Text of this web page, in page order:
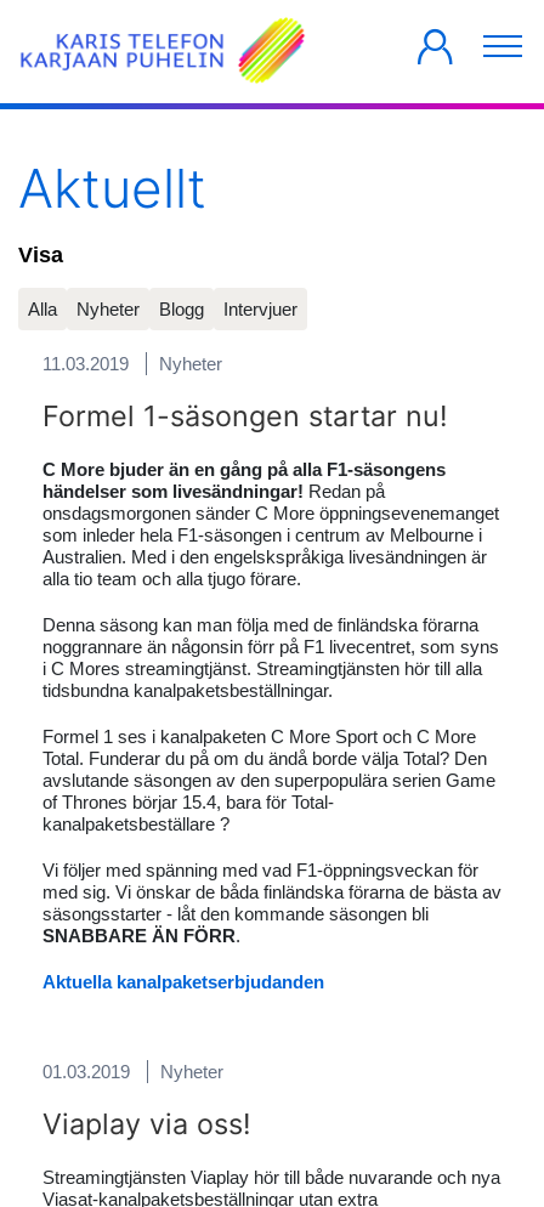
FÖRETAG
Aktuellt
Visa
Alla Nyheter Blogg Intervjuer
11.03.2019 Nyheter
Formel 1-säsongen startar nu!
C More bjuder än en gång på alla F1-säsongens
händelser som livesändningar! Redan på
onsdagsmorgonen sänder C More öppningsevenemanget
som inleder hela F1-säsongen i centrum av Melbourne i
Australien. Med i den engelskspråkiga livesändningen är
alla tio team och alla tjugo förare.
Denna säsong kan man följa med de finländska förarna
noggrannare än någonsin förr på F1 livecentret, som syns
i C Mores streamingtjänst. Streamingtjänsten hör till alla
tidsbundna kanalpaketsbeställningar.
Formel 1 ses i kanalpaketen C More Sport och C More
Total. Funderar du på om du ändå borde välja Total? Den
avslutande säsongen av den superpopulära serien Game
of Thrones börjar 15.4, bara för Total-
kanalpaketsbeställare ?
Vi följer med spänning med vad F1-öppningsveckan för
med sig. Vi önskar de båda finländska förarna de bästa av
säsongsstarter - låt den kommande säsongen bli
SNABBARE ÄN FÖRR.
Aktuella kanalpaketserbjudanden
01.03.2019 Nyheter
Viaplay via oss!
Streamingtjänsten Viaplay hör till både nuvarande och nya
Viasat-kanalpaketsbeställningar utan extra